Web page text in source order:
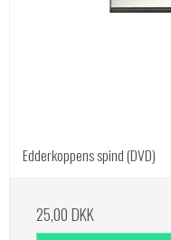
Edderkoppens spind (DVD)
25,00 DKK